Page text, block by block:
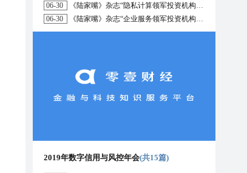
06-30
《陆家嘴》杂志“隐私计算领军投资机构10强”榜单正式发布
06-30
《陆家嘴》杂志“企业服务领军投资机构10强”榜单正式发布
2019年数字信用与风控年会(共15篇)